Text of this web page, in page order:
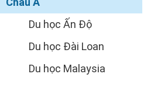
Du học Ấn Độ
Du học Đài Loan
Du học Malaysia